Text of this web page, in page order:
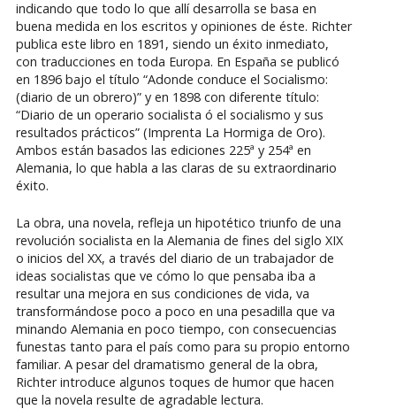
indicando que todo lo que allí desarrolla se basa en
buena medida en los escritos y opiniones de éste. Richter
publica este libro en 1891, siendo un éxito inmediato,
con traducciones en toda Europa. En España se publicó
en 1896 bajo el título “Adonde conduce el Socialismo:
(diario de un obrero)” y en 1898 con diferente título:
“Diario de un operario socialista ó el socialismo y sus
resultados prácticos” (Imprenta La Hormiga de Oro).
Ambos están basados las ediciones 225ª y 254ª en
Alemania, lo que habla a las claras de su extraordinario
éxito.
La obra, una novela, refleja un hipotético triunfo de una
revolución socialista en la Alemania de fines del siglo XIX
o inicios del XX, a través del diario de un trabajador de
ideas socialistas que ve cómo lo que pensaba iba a
resultar una mejora en sus condiciones de vida, va
transformándose poco a poco en una pesadilla que va
minando Alemania en poco tiempo, con consecuencias
funestas tanto para el país como para su propio entorno
familiar. A pesar del dramatismo general de la obra,
Richter introduce algunos toques de humor que hacen
que la novela resulte de agradable lectura.